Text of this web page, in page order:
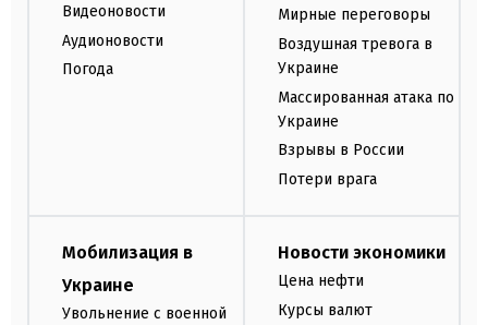
Видеоновости
Аудионовости
Погода
Мирные переговоры
Воздушная тревога в
Украине
Массированная атака по
Украине
Взрывы в России
Потери врага
Мобилизация в
Украине
Увольнение с военной
Новости экономики
Цена нефти
Курсы валют